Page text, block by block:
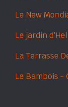
Le New
Le jardin
La Terrasse
Le Bambois -